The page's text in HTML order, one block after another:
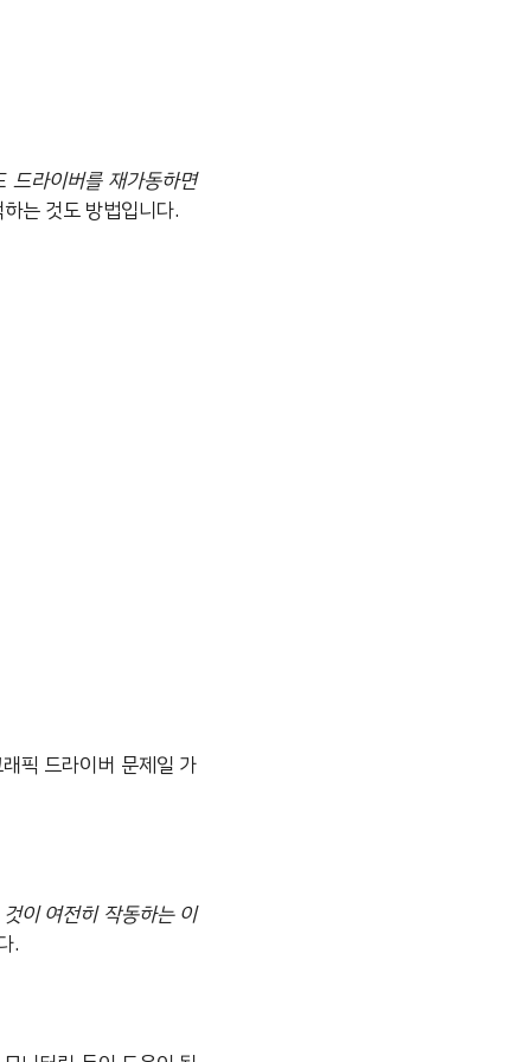
드라이버를 재가동하면
는 것도 방법입니다.
픽 드라이버 문제일 가
이 여전히 작동하는 이
.